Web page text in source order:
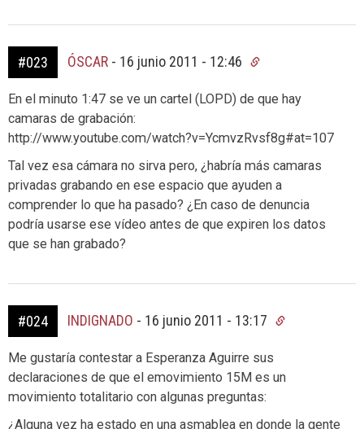
#023 ÓSCAR - 16 junio 2011 - 12:46
En el minuto 1:47 se ve un cartel (LOPD) de que hay
camaras de grabación:
http://www.youtube.com/watch?v=YcmvzRvsf8g#at=107
Tal vez esa cámara no sirva pero, ¿habría más camaras
privadas grabando en ese espacio que ayuden a
comprender lo que ha pasado? ¿En caso de denuncia
podría usarse ese vídeo antes de que expiren los datos
que se han grabado?
#024 INDIGNADO - 16 junio 2011 - 13:17
Me gustaría contestar a Esperanza Aguirre sus
declaraciones de que el emovimiento 15M es un
movimiento totalitario con algunas preguntas:
¿Alguna vez ha estado en una asmablea en donde la gente